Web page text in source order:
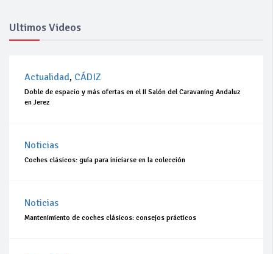
Ultimos Videos
Actualidad, CÁDIZ
Doble de espacio y más ofertas en el II Salón del Caravaning Andaluz
en Jerez
Noticias
Coches clásicos: guía para iniciarse en la colección
Noticias
Mantenimiento de coches clásicos: consejos prácticos